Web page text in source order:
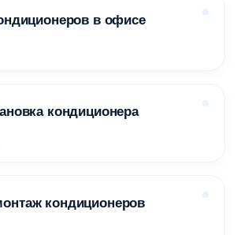
в офисе
кондиционера
кондиционеров